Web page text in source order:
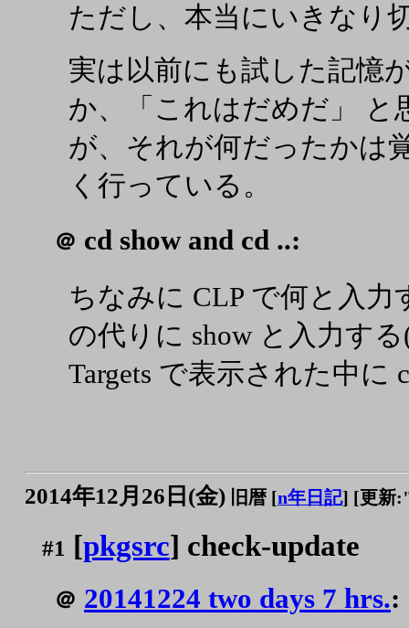
ただし、本当にいきなり
実は以前にも試した記憶
か、「これはだめだ」 と
が、それが何だったかは
く行っている。
＠ cd show and cd ..:
ちなみに CLP で何と入
の代りに show と入力す
Targets で表示された中に
2014年12月26日(金) 旧暦 [n年日記] [更新
#1 [pkgsrc] check-update
＠ 20141224 two days 7 hrs.: